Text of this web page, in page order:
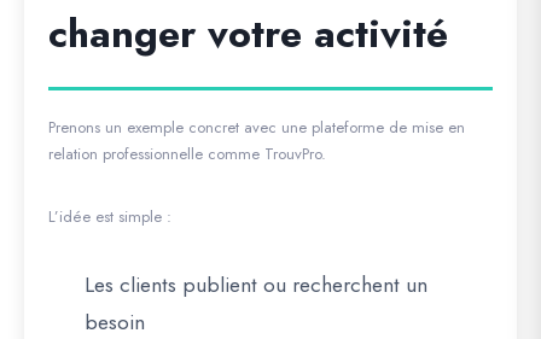
changer votre activité
Prenons un exemple concret avec une plateforme de mise en
relation professionnelle comme TrouvPro.
L’idée est simple :
Les clients publient ou recherchent un
besoin